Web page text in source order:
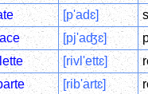
[p'adɛ]
[pj'aʤɛ]
[rivl'ettɛ]
[rib'artɛ]